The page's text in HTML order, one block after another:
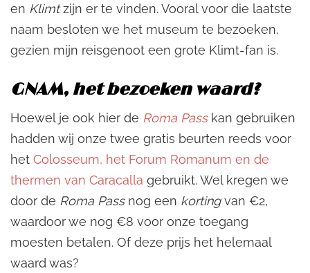
en Klimtzijn er te vinden. Vooral voor die laatste
naam besloten we het museum te bezoeken,
gezien mijn reisgenoot een grote Klimt-fan is.
GNAM, het bezoeken waard?
Hoewel je ook hier de Roma Passkan gebruiken
hadden wij onze twee gratis beurten reeds voor
het Colosseum, het Forum Romanum en de
thermen van Caracalla gebruikt. Wel kregen we
door de Roma Passnog een kortingvan €2,
waardoor we nog €8 voor onze toegang
moesten betalen. Of deze prijs het helemaal
waard was?